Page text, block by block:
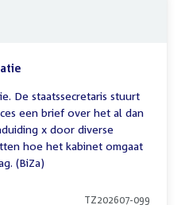
De staatssecretaris stuurt
een brief over het al dan
x door diverse
hoe het kabinet omgaat
(BiZa)
TZ202607-099